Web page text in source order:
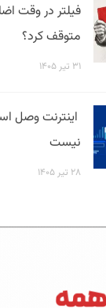
متوقف کرد؟
۳۱ تیر ۱۴۰۵
اینترنت وصل
نیست
۲۸ تیر ۱۴۰۵